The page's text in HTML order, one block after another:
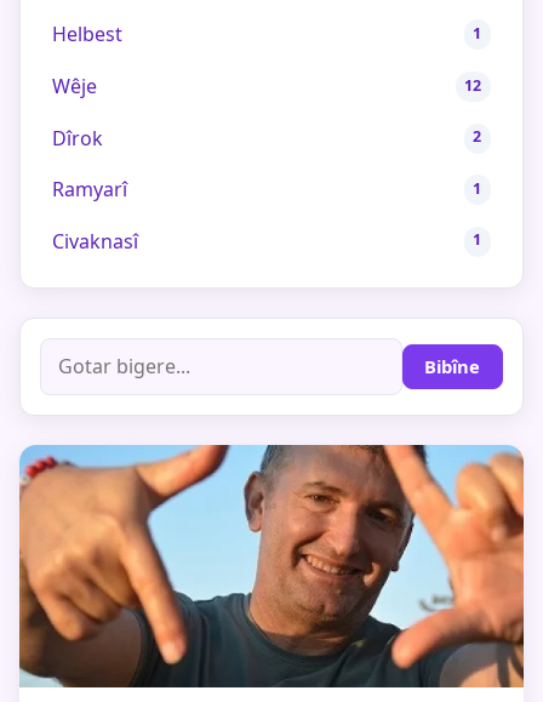
Helbest 1
Wêje 12
Dîrok 2
Ramyarî 1
Civaknasî 1
Bibîne